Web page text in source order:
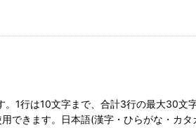
1行は10文字まで、合計3行の最大30文
できます。日本語(漢字・ひらがな・カ